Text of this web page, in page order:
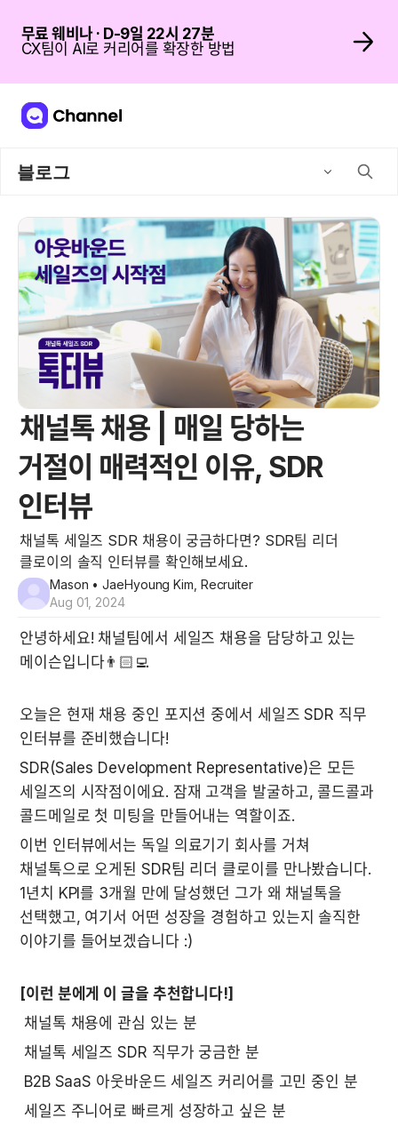
무료 웨비나 · D-9일 22시 27분
CX팀이 AI로 커리어를 확장한 방법
블로그
채널톡 채용 | 매일 당하는
거절이 매력적인 이유, SDR
인터뷰
채널톡 세일즈 SDR 채용이 궁금하다면? SDR팀 리더
클로이의 솔직 인터뷰를 확인해보세요.
Mason • JaeHyoung Kim, Recruiter
Aug 01, 2024
안녕하세요! 채널팀에서 세일즈 채용을 담당하고 있는
메이슨입니다👨🏻‍💻
오늘은 현재 채용 중인 포지션 중에서 세일즈 SDR 직무
인터뷰를 준비했습니다!
SDR(Sales Development Representative)은 모든
세일즈의 시작점이에요. 잠재 고객을 발굴하고, 콜드콜과
콜드메일로 첫 미팅을 만들어내는 역할이죠.
이번 인터뷰에서는 독일 의료기기 회사를 거쳐
채널톡으로 오게된 SDR팀 리더 클로이를 만나봤습니다.
1년치 KPI를 3개월 만에 달성했던 그가 왜 채널톡을
선택했고, 여기서 어떤 성장을 경험하고 있는지 솔직한
이야기를 들어보겠습니다 :)
[이런 분에게 이 글을 추천합니다!]
채널톡 채용에 관심 있는 분
채널톡 세일즈 SDR 직무가 궁금한 분
B2B SaaS 아웃바운드 세일즈 커리어를 고민 중인 분
세일즈 주니어로 빠르게 성장하고 싶은 분